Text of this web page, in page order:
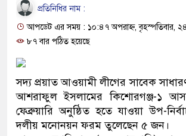
প্রধানমন্ত্রী
মাদক
২৮ লাখ
থানা পুলিশ
প্রতিনিধির নাম :
আপডেট এর সময় : ১০:৪৭ অপরাহ্ন, বৃহস্পতিবার,
৮৭ বার পঠিত হয়েছে
সদ্য প্রয়াত আওয়ামী লীগের সাবেক
আশরাফুল ইসলামের কিশোরগঞ্জ-১
ফেব্রুয়ারি অনুষ্ঠিত হতে যাওয়া উপ-
দলীয় মনোনয়ন ফরম তুলেছেন ৫ জন।